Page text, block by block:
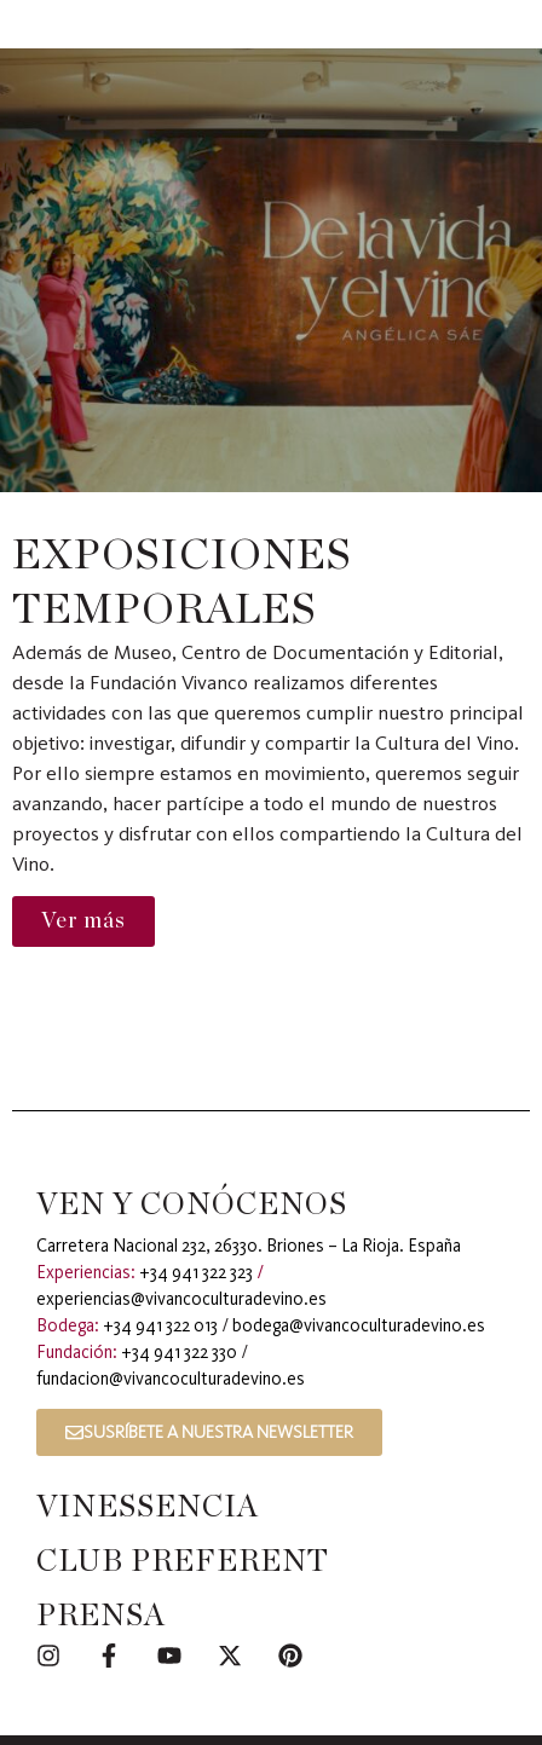
EXPOSICIONES
TEMPORALES
Además de Museo, Centro de Documentación y Editorial,
desde la Fundación Vivanco realizamos diferentes
actividades con las que queremos cumplir nuestro principal
objetivo: investigar, difundir y compartir la Cultura del Vino.
Por ello siempre estamos en movimiento, queremos seguir
avanzando, hacer partícipe a todo el mundo de nuestros
proyectos y disfrutar con ellos compartiendo la Cultura del
Vino.
Ver más
VEN Y CONÓCENOS
Carretera Nacional 232, 26330. Briones – La Rioja. España
Experiencias: +34 941 322 323 /
experiencias@vivancoculturadevino.es
Bodega: +34 941 322 013 /bodega@vivancoculturadevino.es
Fundación: +34 941 322 330 /
fundacion@vivancoculturadevino.es
SUSRÍBETE A NUESTRA NEWSLETTER
VINESSENCIA
CLUB PREFERENT
PRENSA